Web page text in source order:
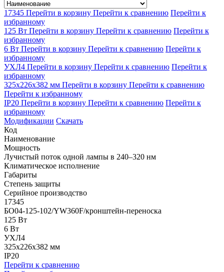
17345 Перейти в корзину Перейти к сравнению Перейти к
избранному
125 Вт Перейти в корзину Перейти к сравнению Перейти к
избранному
6 Вт Перейти в корзину Перейти к сравнению Перейти к
избранному
УХЛ4 Перейти в корзину Перейти к сравнению Перейти к
избранному
325x226x382 мм Перейти в корзину Перейти к сравнению
Перейти к избранному
IP20 Перейти в корзину Перейти к сравнению Перейти к
избранному
Модификации Скачать
Код
Наименование
Мощность
Лучистый поток одной лампы в 240–320 нм
Климатическое исполнение
Габариты
Степень защиты
Серийное производство
17345
БО04-125-102/YW360F/кронштейн-переноска
125 Вт
6 Вт
УХЛ4
325x226x382 мм
IP20
Перейти к сравнению